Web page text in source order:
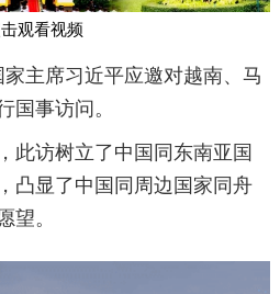
观看视频
主席习近平应邀对越南、马
国事访问。
访树立了中国同东南亚国
凸显了中国同周边国家同舟
望。